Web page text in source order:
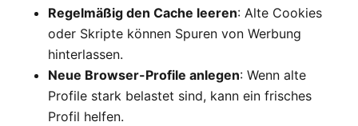
Regelmäßig den Cache leeren: Alte Cookies
oder Skripte können Spuren von Werbung
hinterlassen.
Neue Browser-Profile anlegen: Wenn alte
Profile stark belastet sind, kann ein frisches
Profil helfen.